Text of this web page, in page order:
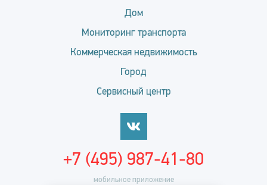
Дом
Мониторинг транспорта
Коммерческая недвижимость
Город
Сервисный центр
мобильное приложение
+7 (495) 987-41-80